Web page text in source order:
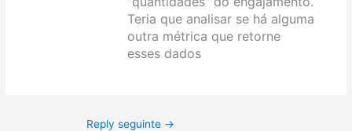
Teria que analisar se há alguma
outra métrica que retorne
esses dados
Reply seguinte →